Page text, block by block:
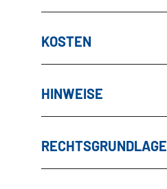
KOSTEN
HINWEISE
RECHTSGRUNDLAGE